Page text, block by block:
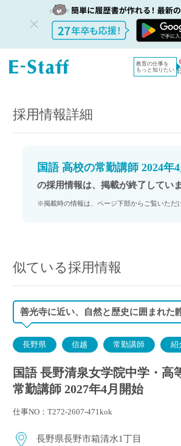
教育の仕事を
もっと知りたい
教員採用情
報のイー・
採用情報
国語 高校の常勤講師 2024年4月採用
採用情報詳細
国語 高校の常勤講師 2024年
の採用情報は、掲載が終了していま
※掲載時の情報は、ページ下部からご覧いただ
似ている採用情報
善光寺に近い、自然と歴史に囲まれた
長野県 信越 常勤講師 紹
国語 長野清泉女学院中学・高
常勤講師 2027年4月開始
仕事NO：T272-2607-471kok
長野県長野市箱清水1丁目